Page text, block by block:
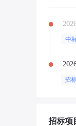
中
招
招标项